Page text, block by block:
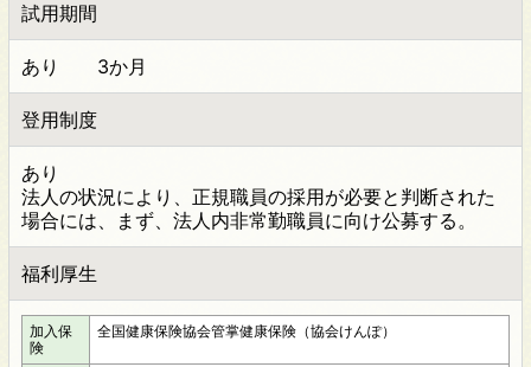
試用期間
あり 3か月
登用制度
あり
法人の状況により、正規職員の採用が必要と判断された
場合には、まず、法人内非常勤職員に向け公募する。
福利厚生
加入保
険
全国健康保険協会管掌健康保険（協会けんぽ）